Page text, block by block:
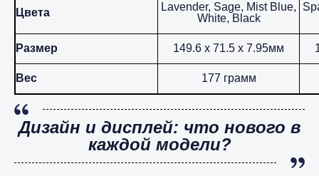
Цвета
Lavender, Sage, Mist Blue,
White, Black
Размер 149.6 x 71.5 x 7.95мм
Вес 177 грамм
Дизайн и дисплей: что нового в
каждой модели?